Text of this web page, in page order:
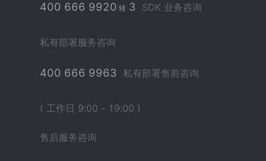
400 666 9920 转3 SDK 业务咨询
私有部署服务咨询
400 666 9963 私有部署售前咨询
( 工作日 9:00 - 19:00 )
售后服务咨询